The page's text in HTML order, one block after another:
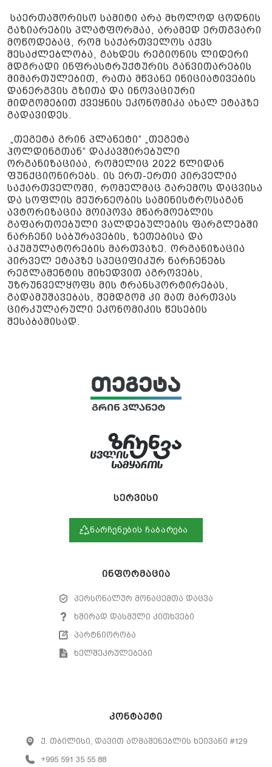
საერთაშორისო სამიტი არა მხოლოდ ცოდნის
გაზიარების პლატფორმაა, არამედ ერთგვარი
მოწოდებაც, რომ საქართველოს აქვს
შესაძლებლობა, გახდეს რეგიონის ლიდერი
მდგრადი ინფრასტრუქტურის განვითარების
მიმართულებით, რათა მწვანე ინიციატივების
დანერგვის გზითა და ინოვაციური
მიდგომებით ქვეყნის ეკონომიკა ახალ ეტაპზე
გადავიდეს.
„თეგეტა გრინ პლანეტი“ „თეგეტა
ჰოლდინგთან“ დაკავშირებული
ორგანიზაციაა, რომელიც 2022 წლიდან
ფუნქციონირებს. ის ერთ-ერთი პირველია
საქართველოში, რომელმაც გარემოს დაცვისა
და სოფლის მეურნეობის სამინისტროსაგან
ავტორიზაცია მოიპოვა მწარმოებლის
გაფართოებული ვალდებულების ფარგლებში
ნარჩენი საბურავების, ზეთებისა და
აკუმულატორების მართვაზე. ორგანიზაცია
პირველ ეტაპზე სპეციფიკურ ნარჩენებს
რეგლამენტის მიხედვით აგროვებს,
უზრუნველყოფს მის ტრანსპორტირებას,
გადამუშავებას, შემდგომ კი მათ მართვას
ცირკულარული ეკონომიკის წესების
შესაბამისად.
სერვისი
ნარჩენების ჩაბარება
ინფორმაცია
პერსონალურ მონაცემთა დაცვა
ხშირად დასმული კითხვები
პარტნიორობა
ხელშეკრულებები
კონტაქტი
ქ. თბილისი, დავით აღმაშენებლის ხეივანი #129
+995 591 35 55 88